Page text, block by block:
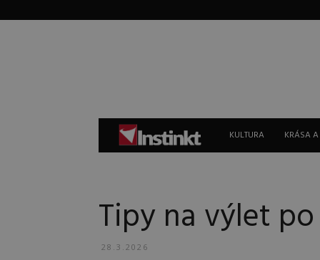
Instinkt
KULTURA KRÁSA
Tipy na výlet
28.3.2026